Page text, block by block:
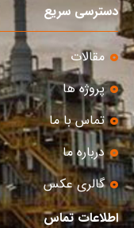
دسترسی سریع
مقالات
پروژه ها
تماس با ما
درباره ما
گالری عکس
اطلاعات تماس